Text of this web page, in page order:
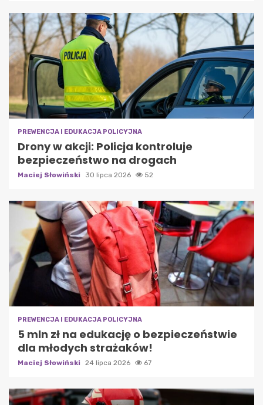
PREWENCJA I EDUKACJA POLICYJNA
Drony w akcji: Policja kontroluje
bezpieczeństwo na drogach
Maciej Słowiński 30 lipca 2026 52
PREWENCJA I EDUKACJA POLICYJNA
5 mln zł na edukację o bezpieczeństwie
dla młodych strażaków!
Maciej Słowiński 24 lipca 2026 67